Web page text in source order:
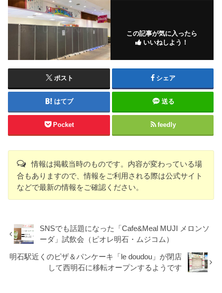
この記事が気に入ったら
いいねしよう！
ポスト シェア
はてブ 送る
Pocket feedly
情報は掲載当時のものです。内容が変わっている場
合もありますので、情報をご利用される際は公式サイト
などで最新の情報をご確認ください。
SNSでも話題になった「Cafe&Meal MUJI メロンソ
ーダ」試飲会（ピオレ明石・ムジコム）
明石駅近くのピザ＆パンケーキ「le doudou」が閉店
して西明石に移転オープンするようです